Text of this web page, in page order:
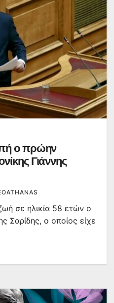
ο πρώην
Γιάννης
σε ηλικία 58 ετών ο
Σαρίδης, ο οποίος είχε